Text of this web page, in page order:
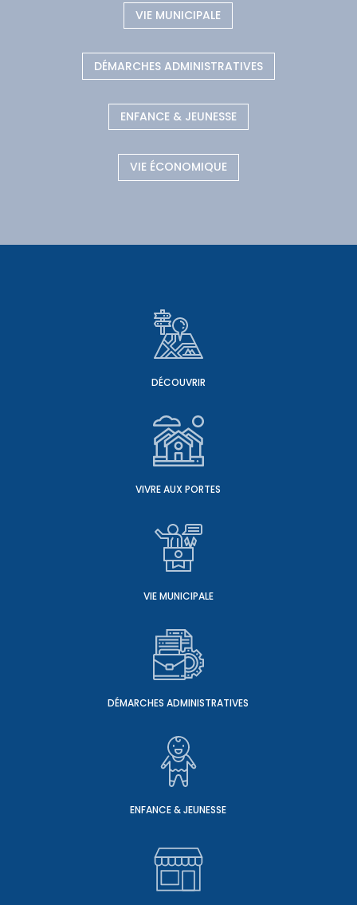
VIE MUNICIPALE
DÉMARCHES ADMINISTRATIVES
ENFANCE & JEUNESSE
VIE ÉCONOMIQUE
DÉCOUVRIR
VIVRE AUX PORTES
VIE MUNICIPALE
DÉMARCHES ADMINISTRATIVES
ENFANCE & JEUNESSE